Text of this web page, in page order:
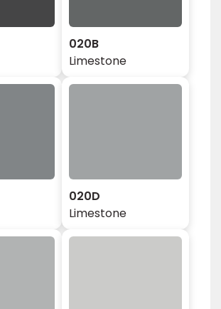
020B
Limestone
020D
Limestone